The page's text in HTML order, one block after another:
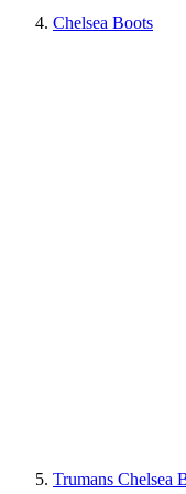
Chelsea Boots
Trumans Chelsea